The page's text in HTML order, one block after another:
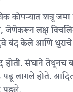
कोपऱ्यात शत्रू
जेणेकरून लक्ष
बंद केले आणि
होती. संघाने
लागले होते.